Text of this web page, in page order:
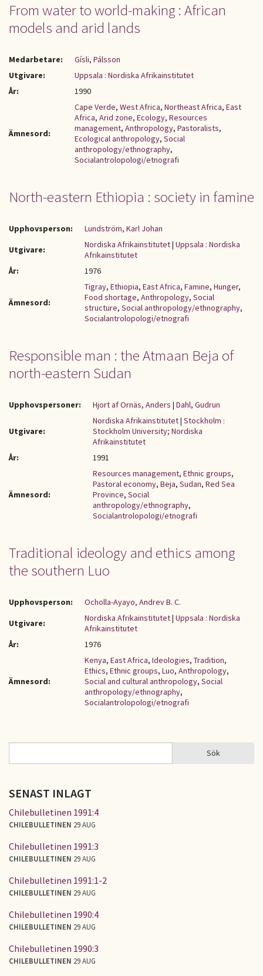
From water to world-making : African
models and arid lands
Medarbetare:
Gísli, Pálsson
Utgivare:
Uppsala : Nordiska Afrikainstitutet
År:
1990
Ämnesord:
Cape Verde, West Africa, Northeast Africa, East
Africa, Arid zone, Ecology, Resources
management, Anthropology, Pastoralists,
Ecological anthropology, Social
anthropology/ethnography,
Socialantrolopologi/etnografi
North-eastern Ethiopia : society in famine
Upphovsperson:
Lundström, Karl Johan
Utgivare:
Nordiska Afrikainstitutet| Uppsala : Nordiska
Afrikainstitutet
År:
1976
Ämnesord:
Tigray, Ethiopia, East Africa, Famine, Hunger,
Food shortage, Anthropology, Social
structure, Social anthropology/ethnography,
Socialantrolopologi/etnografi
Responsible man : the Atmaan Beja of
north-eastern Sudan
Upphovspersoner: Hjort af Ornäs, Anders | Dahl, Gudrun
Utgivare:
Nordiska Afrikainstitutet| Stockholm :
Stockholm University; Nordiska
Afrikainstitutet
År:
1991
Ämnesord:
Resources management, Ethnic groups,
Pastoral economy, Beja, Sudan, Red Sea
Province, Social
anthropology/ethnography,
Socialantrolopologi/etnografi
Traditional ideology and ethics among
the southern Luo
Upphovsperson:
Ocholla-Ayayo, Andrev B. C.
Utgivare:
Nordiska Afrikainstitutet| Uppsala : Nordiska
Afrikainstitutet
År:
1976
Ämnesord:
Kenya, East Africa, Ideologies, Tradition,
Ethics, Ethnic groups, Luo, Anthropology,
Social and cultural anthropology, Social
anthropology/ethnography,
Socialantrolopologi/etnografi
SÖKFORMULÄR Sök
SENAST INLAGT
Chilebulletinen 1991:4
CHILEBULLETINEN 29 AUG
Chilebulletinen 1991:3
CHILEBULLETINEN 29 AUG
Chilebulletinen 1991:1-2
CHILEBULLETINEN 29 AUG
Chilebulletinen 1990:4
CHILEBULLETINEN 29 AUG
Chilebulletinen 1990:3
CHILEBULLETINEN 29 AUG